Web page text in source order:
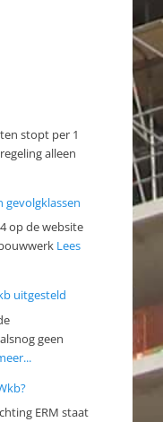
stopt per 1
alleen
gevolgklassen
op de website
Lees
uitgesteld
geen
ERM staat